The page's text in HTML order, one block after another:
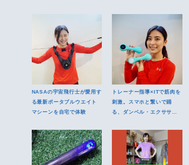
NASAの宇宙飛行士が愛用す
る最新ポータブルウエイト
マシーンを自宅で体験
トレーナー指導×ITで筋肉を
刺激。スマホと繋いで踊
る、ダンベル・エクササイ